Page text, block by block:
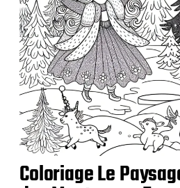
Coloriage Le